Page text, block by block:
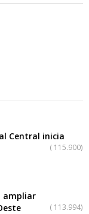
Central inicia
( 115.900)
ampliar
( 113.994)